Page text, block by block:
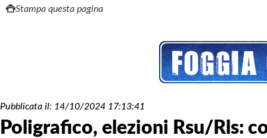
Stampa questa pagina
Pubblicata il: 14/10/2024 17:13:41
Poligrafico, elezioni Rsu/Rls: